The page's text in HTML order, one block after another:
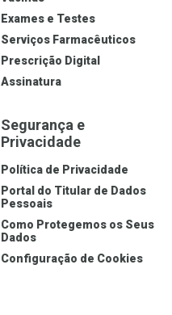
Exames e Testes
Serviços Farmacêuticos
Prescrição Digital
Assinatura
Segurança e
Privacidade
Política de Privacidade
Portal do Titular de Dados
Pessoais
Como Protegemos os Seus
Dados
Configuração de Cookies